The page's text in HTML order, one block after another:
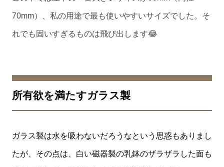
70mm）、私の用途で最も使いやすいサイズでした。そ
れでも固いすぎるものは飛び出します😂
所有欲を満たすガラス製
ガラス製は水を吸わないだろうなという思惑もありまし
たが、その点は、白い磁器製の乳鉢のザラザラした面も